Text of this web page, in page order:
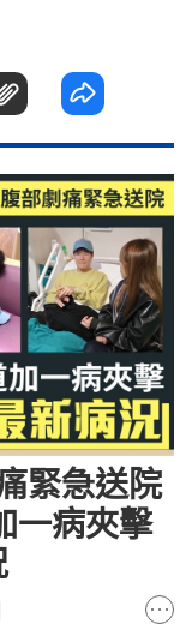
緊急送院
一病夾擊